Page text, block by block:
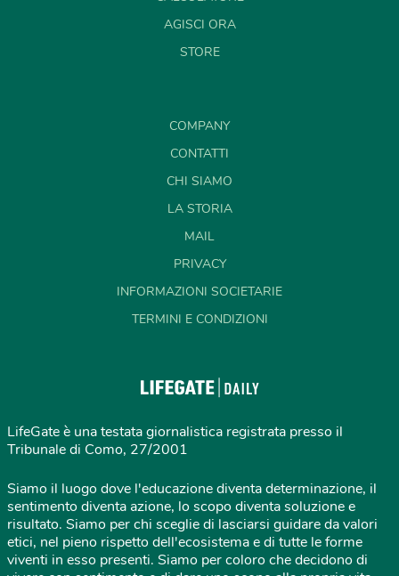
AGISCI ORA
STORE
COMPANY
CONTATTI
CHI SIAMO
LA STORIA
MAIL
PRIVACY
INFORMAZIONI SOCIETARIE
TERMINI E CONDIZIONI
LifeGate è una testata giornalistica registrata presso il
Tribunale di Como, 27/2001
Siamo il luogo dove l'educazione diventa determinazione, il
sentimento diventa azione, lo scopo diventa soluzione e
risultato. Siamo per chi sceglie di lasciarsi guidare da valori
etici, nel pieno rispetto dell'ecosistema e di tutte le forme
viventi in esso presenti. Siamo per coloro che decidono di